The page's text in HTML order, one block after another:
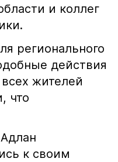
и коллег
регионального
действия
жителей
что
к своим